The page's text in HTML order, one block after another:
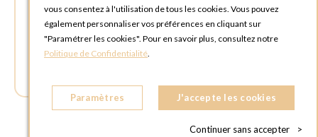
Horaires d'ouverture pour les enlèvements et retours des
commandes :
Lundi au vendredi : 08:30h à 17:30h
Samedi et dimanche : Fermé (enlèvements par box possible)
vous consentez à l'utilisation de tous les cookies. Vous pouvez
également personnaliser vos préférences en cliquant sur
"Paramétrer les cookies". Pour en savoir plus, consultez notre
Politique de Confidentialité.
Paramètres J'accepte les cookies
Continuer sans accepter >